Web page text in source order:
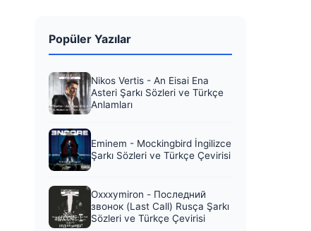
Popüler Yazılar
Nikos Vertis - An Eisai Ena
Asteri Şarkı Sözleri ve Türkçe
Anlamları
Eminem - Mockingbird İngilizce
Şarkı Sözleri ve Türkçe Çevirisi
Oxxxymiron - Последний
звонок (Last Call) Rusça Şarkı
Sözleri ve Türkçe Çevirisi